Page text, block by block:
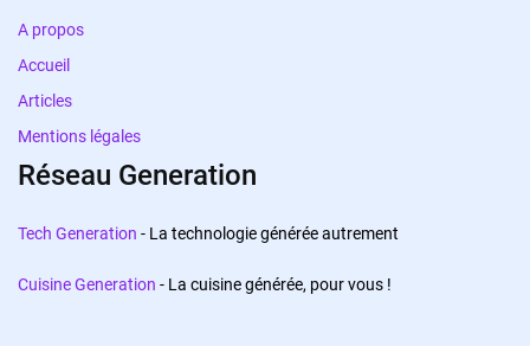
A propos
Accueil
Articles
Mentions légales
Réseau Generation
Tech Generation - La technologie générée autrement
Cuisine Generation - La cuisine générée, pour vous !